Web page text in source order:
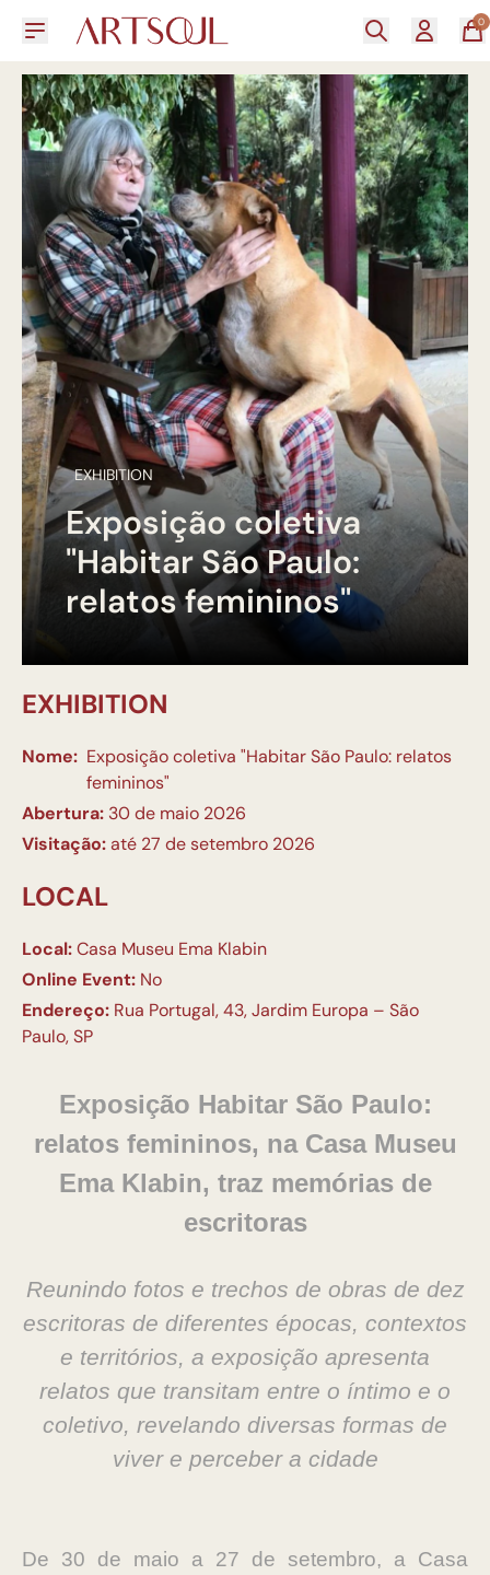
0
EXHIBITION
Exposição coletiva
"Habitar São Paulo:
relatos femininos"
EXHIBITION
Nome: Exposição coletiva "Habitar São Paulo: relatos
femininos"
Abertura: 30 de maio 2026
Visitação:até 27 de setembro 2026
LOCAL
Local:Casa Museu Ema Klabin
Online Event: No
Endereço: Rua Portugal, 43, Jardim Europa – São
Paulo, SP
Exposição Habitar São Paulo:
relatos femininos, na Casa Museu
Ema Klabin, traz memórias de
escritoras
Reunindo fotos e trechos de obras de dez
escritoras de diferentes épocas, contextos
e territórios, a exposição apresenta
relatos que transitam entre o íntimo e o
coletivo, revelando diversas formas de
viver e perceber a cidade
De 30 de maio a 27 de setembro, a Casa